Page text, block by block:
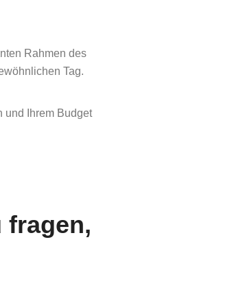
Rahmen des
Tag.
und Ihrem Budget
fragen,